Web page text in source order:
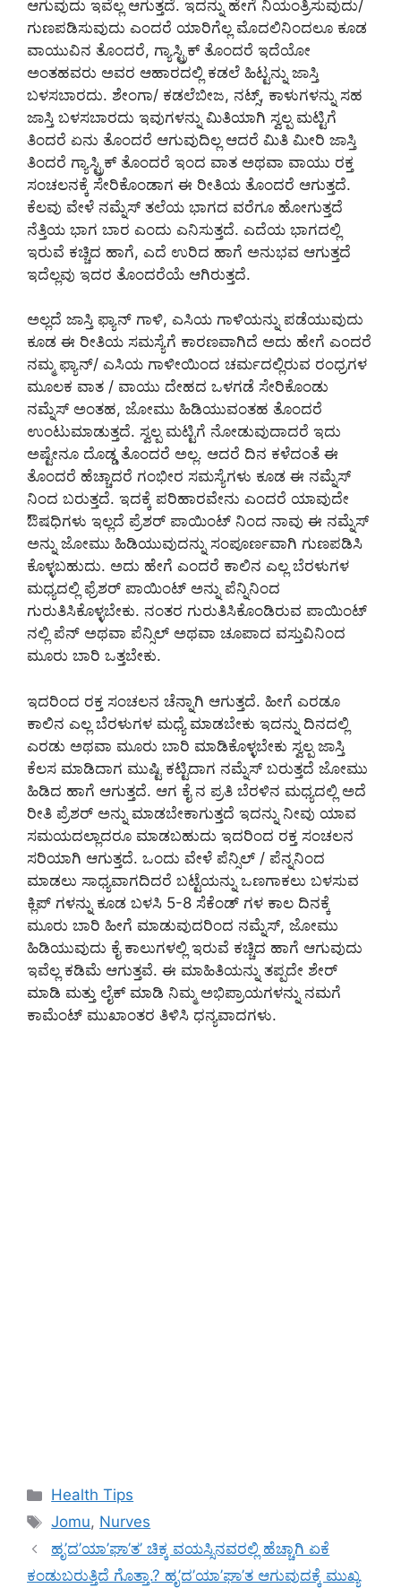
ಆಗುವುದು ಇವೆಲ್ಲ ಆಗುತ್ತದೆ. ಇದನ್ನು ಹೇಗೆ ನಿಯಂತ್ರಿಸುವುದು/
ಗುಣಪಡಿಸುವುದು ಎಂದರೆ ಯಾರಿಗೆಲ್ಲ ಮೊದಲಿನಿಂದಲೂ ಕೂಡ
ವಾಯುವಿನ ತೊಂದರೆ, ಗ್ಯಾಸ್ಟ್ರಿಕ್‌ ತೊಂದರೆ ಇದೆಯೋ
ಅಂತಹವರು ಅವರ ಆಹಾರದಲ್ಲಿ ಕಡಲೆ ಹಿಟ್ಟನ್ನು ಜಾಸ್ತಿ
ಬಳಸಬಾರದು. ಶೇಂಗಾ/ ಕಡಲೆಬೀಜ, ನಟ್ಸ್, ಕಾಳುಗಳನ್ನು ಸಹ
ಜಾಸ್ತಿ ಬಳಸಬಾರದು ಇವುಗಳನ್ನು ಮಿತಿಯಾಗಿ ಸ್ವಲ್ಪ ಮಟ್ಟಿಗೆ
ತಿಂದರೆ ಏನು ತೊಂದರೆ ಆಗುವುದಿಲ್ಲ ಆದರೆ ಮಿತಿ ಮೀರಿ ಜಾಸ್ತಿ
ತಿಂದರೆ ಗ್ಯಾಸ್ಟ್ರಿಕ್‌ ತೊಂದರೆ ಇಂದ ವಾತ ಅಥವಾ ವಾಯು ರಕ್ತ
ಸಂಚಲನಕ್ಕೆ ಸೇರಿಕೊಂಡಾಗ ಈ ರೀತಿಯ ತೊಂದರೆ ಆಗುತ್ತದೆ.
ಕೆಲವು ವೇಳೆ ನಮ್ನೆಸ್ ತಲೆಯ ಭಾಗದ ವರೆಗೂ ಹೋಗುತ್ತದೆ‌
ನೆತ್ತಿಯ ಭಾಗ ಬಾರ ಎಂದು ಎನಿಸುತ್ತದೆ. ಎದೆಯ ಭಾಗದಲ್ಲಿ
ಇರುವೆ ಕಚ್ಚಿದ ಹಾಗೆ, ಎದೆ ಉರಿದ ಹಾಗೆ ಅನುಭವ ಆಗುತ್ತದೆ
ಇದೆಲ್ಲವು ಇದರ ತೊಂದರೆಯೆ ಆಗಿರುತ್ತದೆ.
ಅಲ್ಲದೆ ಜಾಸ್ತಿ ಫ್ಯಾನ್ ಗಾಳಿ, ಎಸಿಯ ಗಾಳಿಯನ್ನು ಪಡೆಯುವುದು
ಕೂಡ ಈ ರೀತಿಯ ಸಮಸ್ಯೆಗೆ ಕಾರಣವಾಗಿದೆ ಅದು ಹೇಗೆ ಎಂದರೆ
ನಮ್ಮ‌ ಫ್ಯಾನ್/ ಎಸಿಯ ಗಾಳೀಯಿಂದ ಚರ್ಮದಲ್ಲಿರುವ ರಂಧ್ರಗಳ
ಮೂಲಕ ವಾತ / ವಾಯು ದೇಹದ ಒಳಗಡೆ ಸೇರಿಕೊಂಡು
ನಮ್ನೆಸ್ ಅಂತಹ, ಜೋಮು ಹಿಡಿಯುವಂತಹ‌‌ ತೊಂದರೆ
ಉಂಟುಮಾಡುತ್ತದೆ. ಸ್ವಲ್ಪ ಮಟ್ಟಿಗೆ ನೋಡುವುದಾದರೆ ಇದು
ಅಷ್ಟೇನೂ ದೊಡ್ಡ ತೊಂದರೆ ಅಲ್ಲ. ಆದರೆ ದಿನ ಕಳೆದಂತೆ ಈ
ತೊಂದರೆ ಹೆಚ್ಚಾದರೆ ಗಂಭೀರ ಸಮಸ್ಯೆಗಳು ಕೂಡ ಈ ನಮ್ನೆಸ್
ನಿಂದ ಬರುತ್ತದೆ. ಇದಕ್ಕೆ ಪರಿಹಾರವೇನು ಎಂದರೆ ಯಾವುದೇ
ಔಷಧಿಗಳು ಇಲ್ಲದೆ ಪ್ರೆಶರ್ ಪಾಯಿಂಟ್ ನಿಂದ ನಾವು ಈ ನಮ್ನೆಸ್
ಅನ್ನು ಜೋಮು ಹಿಡಿಯುವುದನ್ನು ಸಂಪೂರ್ಣವಾಗಿ ಗುಣಪಡಿಸಿ
ಕೊಳ್ಳಬಹುದು‌. ಅದು ಹೇಗೆ ಎಂದರೆ ಕಾಲಿನ ಎಲ್ಲ‌ ಬೆರಳುಗಳ
ಮಧ್ಯದಲ್ಲಿ ‌ಫ್ರೆಶರ್ ಪಾಯಿಂಟ್ ಅನ್ನು ಪೆನ್ನಿನಿಂದ‌
ಗುರುತಿಸಿಕೊಳ್ಳಬೇಕು. ನಂತರ ಗುರುತಿಸಿಕೊಂಡಿರುವ ಪಾಯಿಂಟ್
ನಲ್ಲಿ ಪೆನ್ ಅಥವಾ ಪೆನ್ಸಿಲ್ ಅಥವಾ ಚೂಪಾದ ವಸ್ತುವಿನಿಂದ
ಮೂರು ಬಾರಿ ಒತ್ತಬೇಕು.
ಇದರಿಂದ ರಕ್ತ ಸಂಚಲನ ಚೆನ್ನಾಗಿ ಆಗುತ್ತದೆ. ಹೀಗೆ ಎರಡೂ
ಕಾಲಿನ ಎಲ್ಲ ಬೆರಳುಗಳ ಮಧ್ಯೆ ಮಾಡಬೇಕು ಇದನ್ನು ದಿನದಲ್ಲಿ
ಎರಡು ಅಥವಾ ಮೂರು ಬಾರಿ ಮಾಡಿಕೊಳ್ಳಬೇಕು ಸ್ವಲ್ಪ‌ ಜಾಸ್ತಿ
ಕೆಲಸ ಮಾಡಿದಾಗ ಮುಷ್ಟಿ ಕಟ್ಟಿದಾಗ ನಮ್ನೆಸ್ ಬರುತ್ತದೆ ಜೋಮು
ಹಿಡಿದ ಹಾಗೆ ಆಗುತ್ತದೆ. ಆಗ ಕೈ ನ ಪ್ರತಿ ಬೆರಳಿನ ಮಧ್ಯದಲ್ಲಿ ಅದೆ
ರೀತಿ ಪ್ರೆಶರ್ ಅನ್ನು ಮಾಡಬೇಕಾಗುತ್ತದೆ ಇದನ್ನು ನೀವು ಯಾವ
ಸಮಯದಲ್ಲಾದರೂ ಮಾಡಬಹುದು ಇದರಿಂದ‌ ರಕ್ತ ಸಂಚಲನ
ಸರಿಯಾಗಿ ಆಗುತ್ತದೆ. ಒಂದು ವೇಳೆ ಪೆನ್ಸಿಲ್ / ಪೆನ್ನನಿಂದ
ಮಾಡಲು ಸಾಧ್ಯವಾಗದಿದರೆ ಬಟ್ಟೆಯನ್ನು‌ ಒಣಗಾಕಲು ಬಳಸುವ
ಕ್ಲಿಪ್ ಗಳನ್ನು ಕೂಡ ಬಳಸಿ 5-8 ಸೆಕೆಂಡ್ ಗಳ ಕಾಲ ದಿನಕ್ಕೆ
ಮೂರು ಬಾರಿ ಹೀಗೆ ಮಾಡುವುದರಿಂದ ನಮ್ನೆಸ್, ಜೋಮು
ಹಿಡಿಯುವುದು ಕೈ ಕಾಲುಗಳಲ್ಲಿ ಇರುವೆ ಕಚ್ಚಿದ ಹಾಗೆ ಆಗುವುದು
ಇವೆಲ್ಲ ಕಡಿಮೆ ಆಗುತ್ತವೆ. ಈ ಮಾಹಿತಿಯನ್ನು ತಪ್ಪದೇ ಶೇರ್
ಮಾಡಿ ಮತ್ತು ಲೈಕ್ ಮಾಡಿ ನಿಮ್ಮ ಅಭಿಪ್ರಾಯಗಳನ್ನು ನಮಗೆ
ಕಾಮೆಂಟ್ ಮುಖಾಂತರ ತಿಳಿಸಿ ಧನ್ಯವಾದಗಳು.
Categories
Health Tips
Tags
Jomu, Nurves
ಹೃ’ದ’ಯಾ’ಘಾ’ತ’ ಚಿಕ್ಕ ವಯಸ್ಸಿನವರಲ್ಲಿ ಹೆಚ್ಚಾಗಿ ಏಕೆ
ಕಂಡುಬರುತ್ತಿದೆ ಗೊತ್ತಾ.? ಹೃ’ದ’ಯಾ’ಘಾ’ತ ಆಗುವುದಕ್ಕೆ ಮುಖ್ಯ